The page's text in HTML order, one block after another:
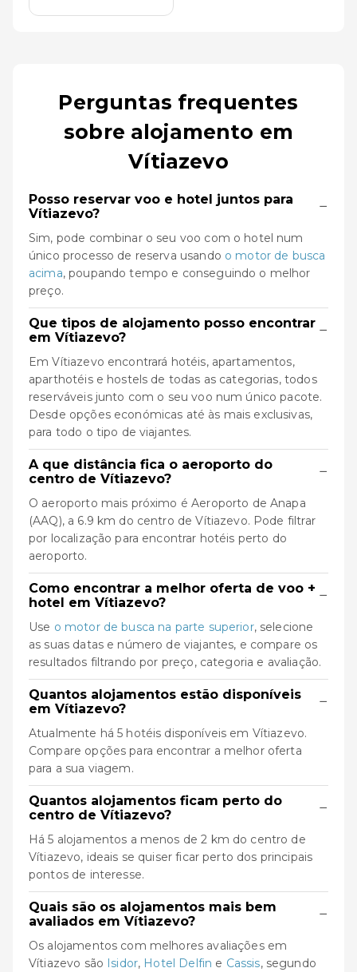
Perguntas frequentes
sobre alojamento em
Vítiazevo
Posso reservar voo e hotel juntos para
Vítiazevo?
−
Sim, pode combinar o seu voo com o hotel num
único processo de reserva usando o motor de busca
acima, poupando tempo e conseguindo o melhor
preço.
Que tipos de alojamento posso encontrar
em Vítiazevo?
−
Em Vítiazevo encontrará hotéis, apartamentos,
aparthotéis e hostels de todas as categorias, todos
reserváveis junto com o seu voo num único pacote.
Desde opções económicas até às mais exclusivas,
para todo o tipo de viajantes.
A que distância fica o aeroporto do
centro de Vítiazevo?
−
O aeroporto mais próximo é Aeroporto de Anapa
(AAQ), a 6.9 km do centro de Vítiazevo. Pode filtrar
por localização para encontrar hotéis perto do
aeroporto.
Como encontrar a melhor oferta de voo +
hotel em Vítiazevo?
−
Use o motor de busca na parte superior, selecione
as suas datas e número de viajantes, e compare os
resultados filtrando por preço, categoria e avaliação.
Quantos alojamentos estão disponíveis
em Vítiazevo?
−
Atualmente há 5 hotéis disponíveis em Vítiazevo.
Compare opções para encontrar a melhor oferta
para a sua viagem.
Quantos alojamentos ficam perto do
centro de Vítiazevo?
−
Há 5 alojamentos a menos de 2 km do centro de
Vítiazevo, ideais se quiser ficar perto dos principais
pontos de interesse.
Quais são os alojamentos mais bem
avaliados em Vítiazevo?
−
Os alojamentos com melhores avaliações em
Vítiazevo são Isidor, Hotel Delfin e Cassis, segundo